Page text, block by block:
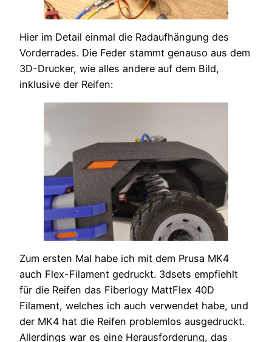
Hier im Detail einmal die Radaufhängung des
Vorderrades. Die Feder stammt genauso aus dem
3D-Drucker, wie alles andere auf dem Bild,
inklusive der Reifen:
Zum ersten Mal habe ich mit dem Prusa MK4
auch Flex-Filament gedruckt. 3dsets empfiehlt
für die Reifen das Fiberlogy MattFlex 40D
Filament, welches ich auch verwendet habe, und
der MK4 hat die Reifen problemlos ausgedruckt.
Allerdings war es eine Herausforderung, das